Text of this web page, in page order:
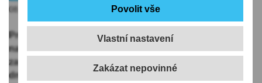
Vlastní nastavení
08.12.2025 | 0:10
Prezident Petr Pavel příští týden ve středu a ve čtvrtek
navštíví Liberecký kraj. Debatovat bude s libereckými
zastupiteli, se studenty či se starosty na Tanvaldsku. V
dnešním tiskové zprávě to oznámil odbor komunikace